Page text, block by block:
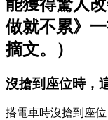
能獲得驚人
做就不累》
摘文。）
沒搶到座位時，
搭電車時沒搶到座